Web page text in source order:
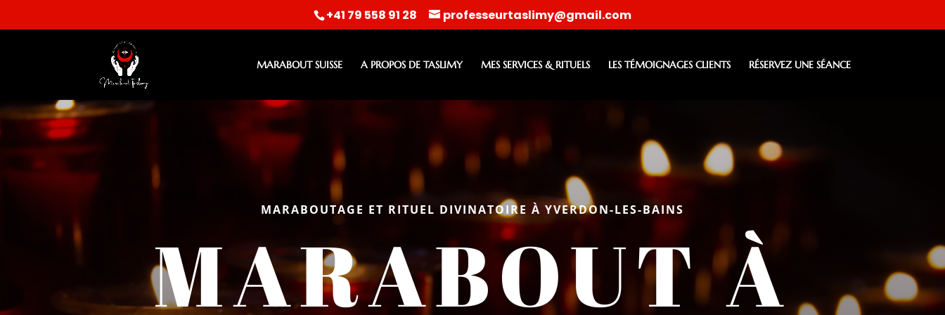
+41 79 558 91 28 professeurtaslimy@gmail.com
MARABOUT SUISSE A PROPOS DE TASLIMY MES SERVICES & RITUELS LES TÉMOIGNAGES CLIENTS RÉSERVEZ UNE SÉANCE
MARABOUTAGE ET RITUEL DIVINATOIRE À YVERDON-LES-BAINS
MARABOUT À